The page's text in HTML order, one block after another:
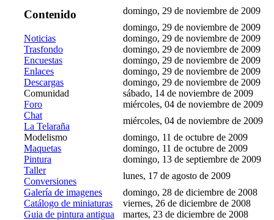
Contenido
Noticias
Trasfondo
Encuestas
Enlaces
Descargas
Comunidad
Foro
Chat
La Telaraña
Modelismo
Maquetas
Pintura
Taller
Conversiones
Galería de imagenes
Catálogo de miniaturas
Guia de pintura antigua
domingo, 29 de noviembre de 2009
domingo, 29 de noviembre de 2009
domingo, 29 de noviembre de 2009
domingo, 29 de noviembre de 2009
domingo, 29 de noviembre de 2009
domingo, 29 de noviembre de 2009
domingo, 29 de noviembre de 2009
sábado, 14 de noviembre de 2009
miércoles, 04 de noviembre de 2009
miércoles, 04 de noviembre de 2009
domingo, 11 de octubre de 2009
domingo, 11 de octubre de 2009
domingo, 13 de septiembre de 2009
lunes, 17 de agosto de 2009
domingo, 28 de diciembre de 2008
viernes, 26 de diciembre de 2008
martes, 23 de diciembre de 2008